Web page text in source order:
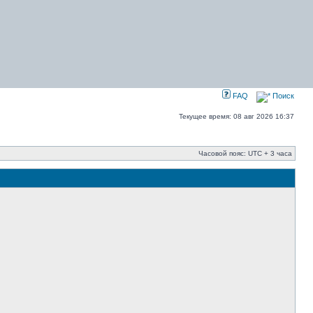
FAQ Поиск
Текущее время: 08 авг 2026 16:37
Часовой пояс: UTC + 3 часа